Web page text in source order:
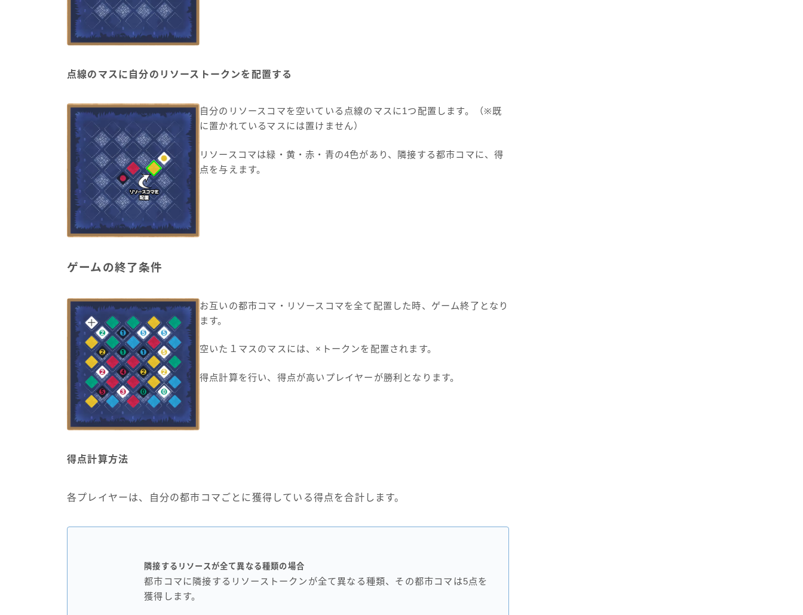
点線のマスに自分のリソーストークンを配置する
自分のリソースコマを空いている点線のマスに1つ配置します。（※既
に置かれているマスには置けません）
リソースコマは緑・黄・赤・青の4色があり、隣接する都市コマに、得
点を与えます。
ゲームの終了条件
お互いの都市コマ・リソースコマを全て配置した時、ゲーム終了となり
ます。
空いた１マスのマスには、×トークンを配置されます。
得点計算を行い、得点が高いプレイヤーが勝利となります。
得点計算方法
各プレイヤーは、自分の都市コマごとに獲得している得点を合計します。
隣接するリソースが全て異なる種類の場合
都市コマに隣接するリソーストークンが全て異なる種類、その都市コマは5点を
獲得します。